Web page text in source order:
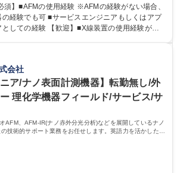
・トラブルシューティング ・機器のメンテナ
レードのプロモーション 募集職種 【サー
須】■AFMの使用経験 ※AFMの経験がない場合、
経験でも可 ■サービスエンジニアもしくはアプ
■X線装置の使用経験があ
会社
ア/ナノ表面計測機器】転勤無し/外
理化学機器フィールド/サービス/サ
AFM、AFM-IR(ナノ赤外分光分析)などを展開しているナノ
技術的サポート業務をお任せします。英語力を活かしたい